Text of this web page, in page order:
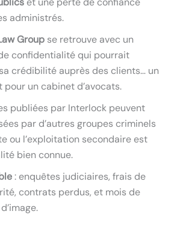
administrés.
Group se retrouve avec un
confidentialité qui pourrait
crédibilité auprès des clients… un
pour un cabinet d’avocats.
publiées par Interlock peuvent
par d’autres groupes criminels
ou l’exploitation secondaire est
bien connue.
: enquêtes judiciaires, frais de
contrats perdus, et mois de